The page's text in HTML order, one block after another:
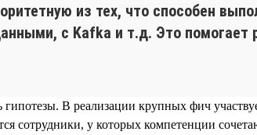
из тех, что способен
с Kafka и т.д. Это помогает
гипотезы. В реализации крупных фич
сотрудники, у которых компетенции